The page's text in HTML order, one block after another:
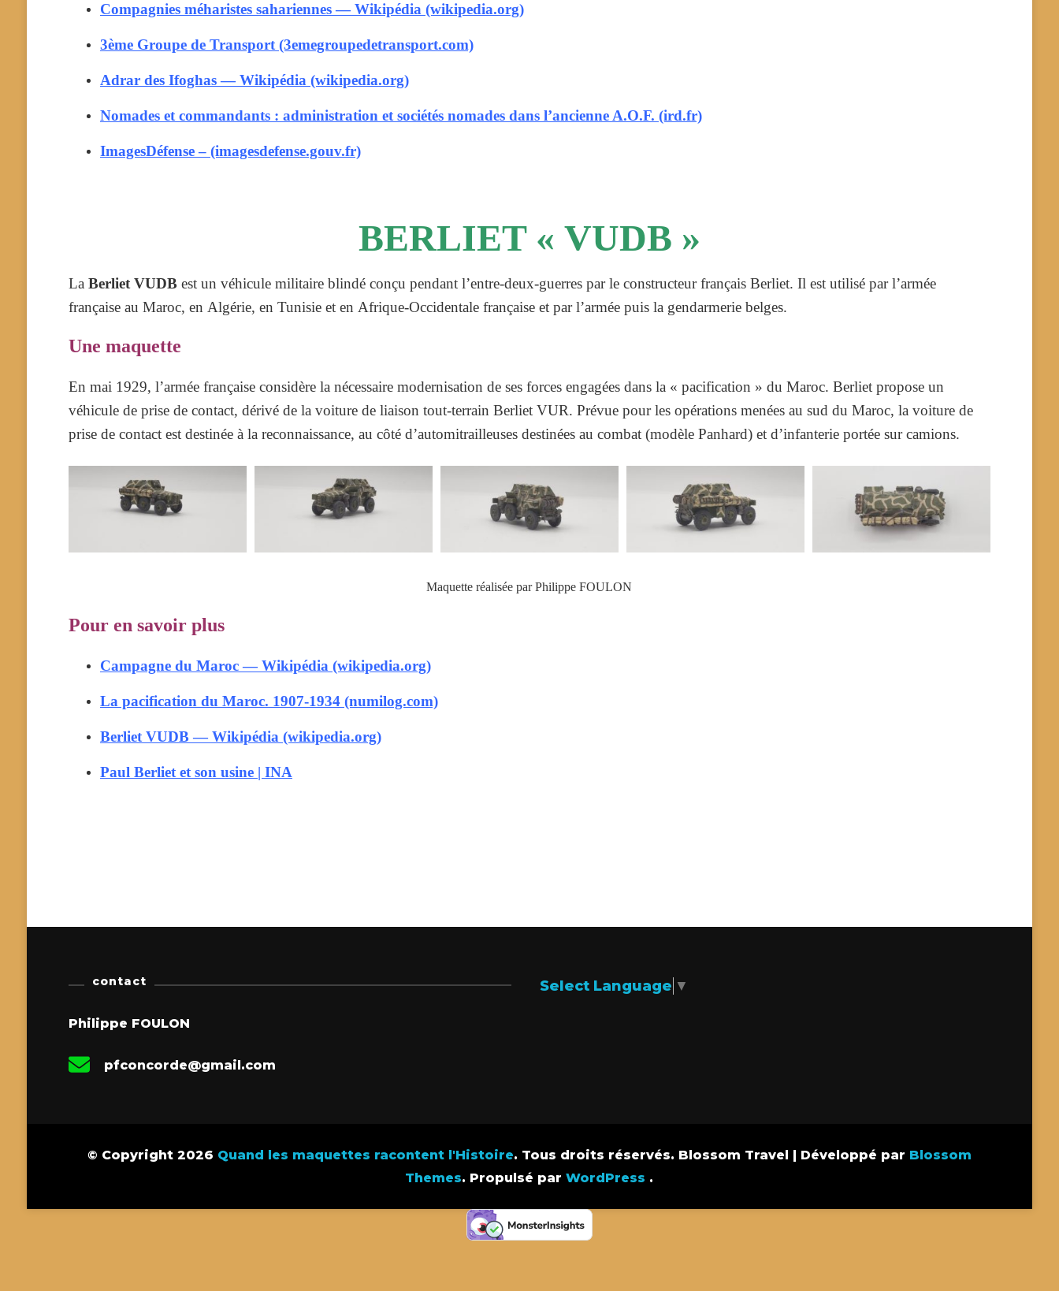
Compagnies méharistes sahariennes — Wikipédia (wikipedia.org)
3ème Groupe de Transport (3emegroupedetransport.com)
Adrar des Ifoghas — Wikipédia (wikipedia.org)
Nomades et commandants : administration et sociétés nomades dans l’ancienne A.O.F. (ird.fr)
ImagesDéfense – (imagesdefense.gouv.fr)
BERLIET « VUDB »
La Berliet VUDB est un véhicule militaire blindé conçu pendant l’entre-deux-guerres par le constructeur français Berliet. Il est utilisé par l’armée
française au Maroc, en Algérie, en Tunisie et en Afrique-Occidentale française et par l’armée puis la gendarmerie belges.
Une maquette
En mai 1929, l’armée française considère la nécessaire modernisation de ses forces engagées dans la « pacification » du Maroc. Berliet propose un
véhicule de prise de contact, dérivé de la voiture de liaison tout-terrain Berliet VUR. Prévue pour les opérations menées au sud du Maroc, la voiture de
prise de contact est destinée à la reconnaissance, au côté d’automitrailleuses destinées au combat (modèle Panhard) et d’infanterie portée sur camions.
Maquette réalisée par Philippe FOULON
Pour en savoir plus
Campagne du Maroc — Wikipédia (wikipedia.org)
La pacification du Maroc. 1907-1934 (numilog.com)
Berliet VUDB — Wikipédia (wikipedia.org)
Paul Berliet et son usine | INA
contact
Philippe FOULON
pfconcorde@gmail.com
Select Language ▼
© Copyright 2026 Quand les maquettes racontent l'Histoire. Tous droits réservés. Blossom Travel | Développé par Blossom
Themes. Propulsé parWordPress .